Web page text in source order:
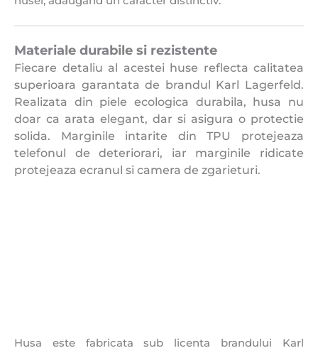
Materiale durabile si rezistente
Fiecare detaliu al acestei huse reflecta calitatea
superioara garantata de brandul Karl Lagerfeld.
Realizata din piele ecologica durabila, husa nu
doar ca arata elegant, dar si asigura o protectie
solida. Marginile intarite din TPU protejeaza
telefonul de deteriorari, iar marginile ridicate
protejeaza ecranul si camera de zgarieturi.
Husa este fabricata sub licenta brandului Karl